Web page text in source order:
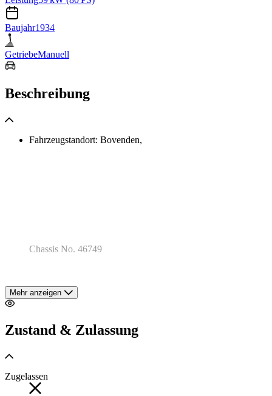
Baujahr1934
GetriebeManuell
Beschreibung
Fahrzeugstandort: Bovenden,
Chassis No. 46749
Dieser 328 Special wurde nach höchsten Qualitätsstandards
einem Top-Zustand und hat die richtigen Modifikationen in
das Gefühl der regelmäßigen Nutzung und für maximalen
deutsche "Pappdeckelbrief" (303/ 1934) zum sofortigen
Genuss bereit.
Mehr anzeigen
Zustand & Zulassung
Zugelassen